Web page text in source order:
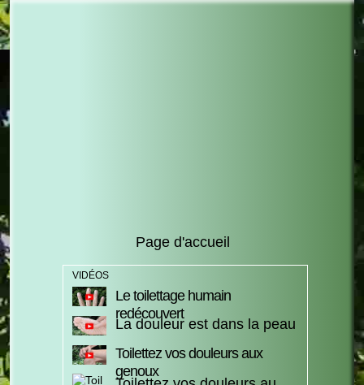
Page d'accueil
VIDÉOS
La douleur est dans la peau
Le toilettage humain
redécouvert
Toilettez vos douleurs aux
genoux